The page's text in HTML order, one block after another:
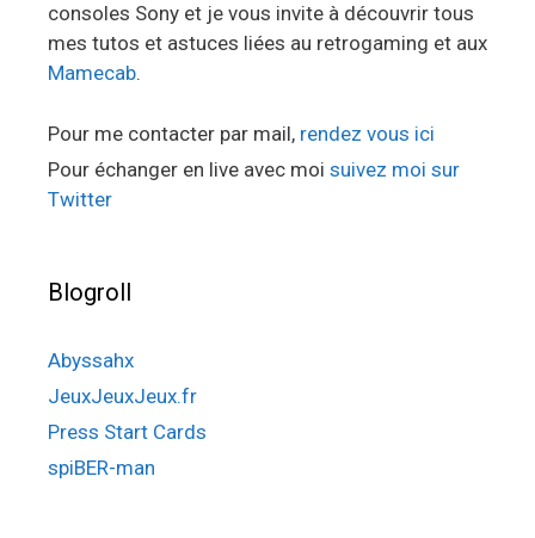
consoles Sony et je vous invite à découvrir tous
mes tutos et astuces liées au retrogaming et aux
Mamecab.
Pour me contacter par mail, rendez vous ici
Pour échanger en live avec moi suivez moi sur
Twitter
Blogroll
Abyssahx
JeuxJeuxJeux.fr
Press Start Cards
spiBER-man